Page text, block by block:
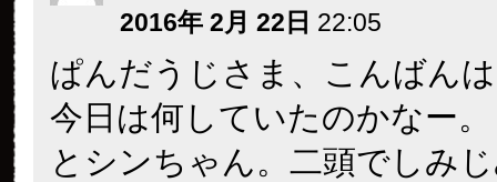
2016年 2月 22日 22:05
ぱんだうじさま、こんばん
今日は何していたのかなー
とシンちゃん。二頭でしみ